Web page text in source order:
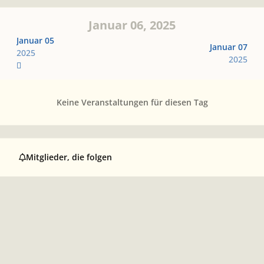
Januar 05
2025
Januar 06, 2025
Januar 07
2025
Keine Veranstaltungen für diesen Tag
Mitglieder, die folgen